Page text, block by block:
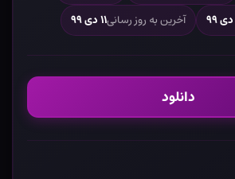
آخرین به روز رسانی۱۱ دی ۹۹
دانلود